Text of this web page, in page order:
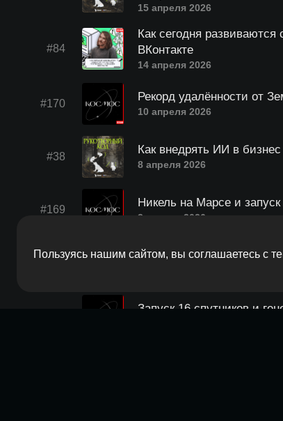
15 апреля 2026
#84
Как сегодня
ВКонтакте
14 апреля 2026
#170
Рекорд удалённости от
10 апреля 2026
#38
Как внедрять ИИ в
8 апреля 2026
#169
Никель на Марсе и
3 апреля 2026
#37
Как эффективно
Запуск 16 спутников и
Пользуясь нашим сайтом, вы соглашаетесь с